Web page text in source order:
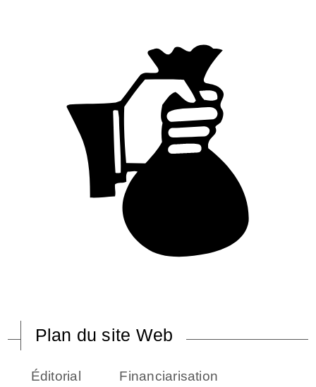
Plan du site Web
Éditorial Financiarisation